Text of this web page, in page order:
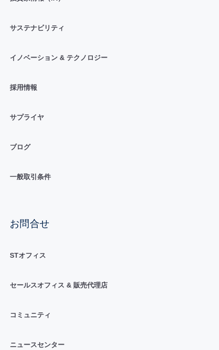
サステナビリティ
イノベーション & テクノロジー
採用情報
サプライヤ
ブログ
一般取引条件
お問合せ
STオフィス
セールスオフィス & 販売代理店
コミュニティ
ニュースセンター